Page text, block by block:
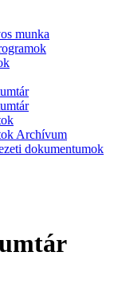
munka
Archívum
dokumentumok